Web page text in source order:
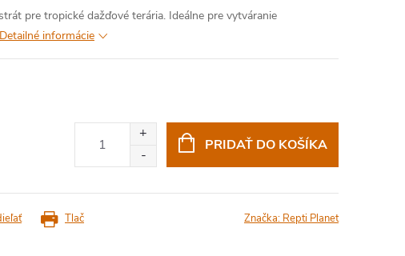
pre tropické dažďové terária. Ideálne pre vytváranie
Detailné informácie
PRIDAŤ DO KOŠÍKA
Tlač Značka: Repti Planet